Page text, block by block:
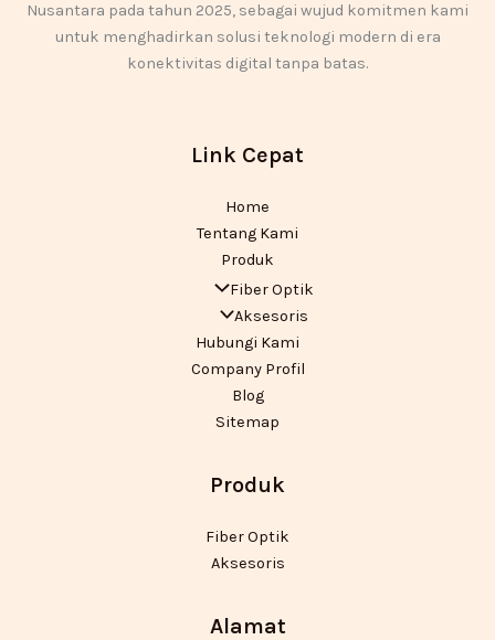
Nusantara pada tahun 2025, sebagai wujud komitmen kami
untuk menghadirkan solusi teknologi modern di era
konektivitas digital tanpa batas.
Link Cepat
Home
Tentang Kami
Produk
Fiber Optik
Aksesoris
Hubungi Kami
Company Profil
Blog
Sitemap
Produk
Fiber Optik
Aksesoris
Alamat